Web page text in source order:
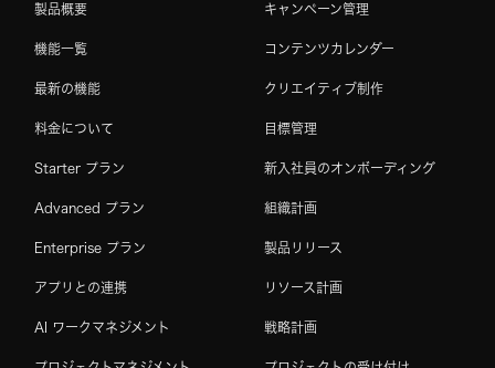
製品概要
機能一覧
最新の機能
料金について
Starter プラン
Advanced プラン
Enterprise プラン
アプリとの連携
AI ワークマネジメント
キャンペーン管理
コンテンツカレンダー
クリエイティブ制作
目標管理
新入社員のオンボーディング
組織計画
製品リリース
リソース計画
戦略計画